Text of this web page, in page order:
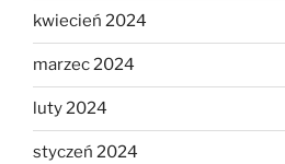
kwiecień 2024
marzec 2024
luty 2024
styczeń 2024